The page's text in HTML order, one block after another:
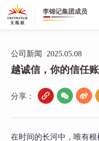
李锦记集团成员
公司新闻 /2025.05.08
越诚信，你的信任
分享：
在时间的长河中，唯有